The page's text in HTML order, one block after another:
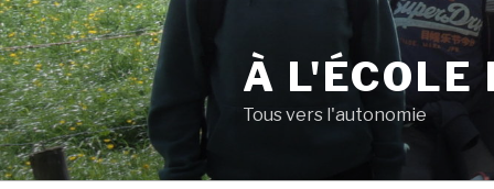
Aller
au
contenu
principal
À L'ÉCOLE
Tous vers l'autonomie